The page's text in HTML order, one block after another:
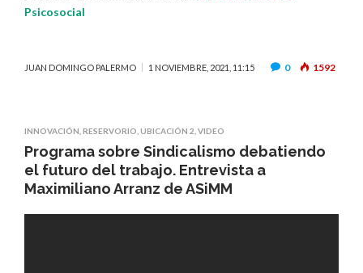
Psicosocial
JUAN DOMINGO PALERMO 1 NOVIEMBRE, 2021, 11:15 0 1592
INNOVACIÓN RESERVORIO UBICACIÓN 2 VIDEO
Programa sobre Sindicalismo debatiendo
el futuro del trabajo. Entrevista a
Maximiliano Arranz de ASiMM